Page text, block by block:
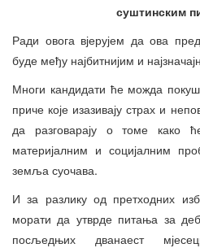
суштинским
Ради овога вјерујем да ова
буде међу најбитнијим и
Многи кандидати ће можда
приче које изазивају страх и
да разговарају о томе како
материјалним и социјалним
земља суочава.
И за разлику од претходних
морати да утврде питања за
посљедњих дванаест